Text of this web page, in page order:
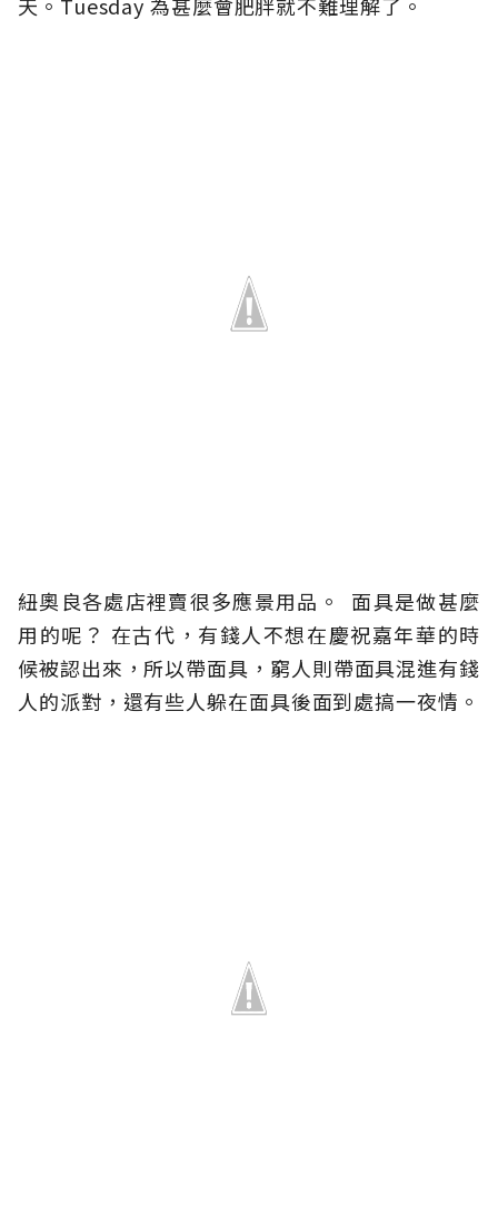
紐奧良各處店裡賣很多應景用品。 面具是做甚麼
用的呢？ 在古代，有錢人不想在慶祝嘉年華的時
候被認出來，所以帶面具，窮人則帶面具混進有錢
人的派對，還有些人躲在面具後面到處搞一夜情。